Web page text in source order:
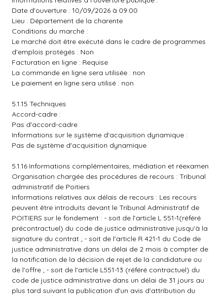
Date d'ouverture : 10/09/2026 à 09:00
Lieu : Département de la charente
Conditions du marché :
Le marché doit être exécuté dans le cadre de programmes
d'emplois protégés : Non
Facturation en ligne : Requise
La commande en ligne sera utilisée : non
Le paiement en ligne sera utilisé : non
5.1.15 Techniques
Accord-cadre :
Pas d'accord-cadre
Informations sur le système d'acquisition dynamique :
Pas de système d'acquisition dynamique
5.1.16 Informations complémentaires, médiation et réexamen
Organisation chargée des procédures de recours : Tribunal
administratif de Poitiers
Informations relatives aux délais de recours : Les recours
peuvent être introduits devant le Tribunal Administratif de
POITIERS sur le fondement : - soit de l'article L 551-1(référé
précontractuel) du code de justice administrative jusqu'à la
signature du contrat ; - soit de l'article R 421-1 du Code de
justice administrative dans un délai de 2 mois à compter de
la notification de la décision de rejet de la candidature ou
de l'offre ; - soit de l'article L551-13 (référé contractuel) du
code de justice administrative dans un délai de 31 jours au
plus tard suivant la publication d'un avis d'attribution du